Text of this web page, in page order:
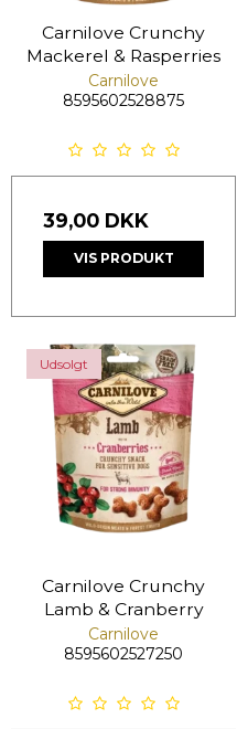
Carnilove Crunchy
Mackerel & Rasperries
Carnilove
8595602528875
39,00 DKK
VIS PRODUKT
Udsolgt
Carnilove Crunchy
Lamb & Cranberry
Carnilove
8595602527250